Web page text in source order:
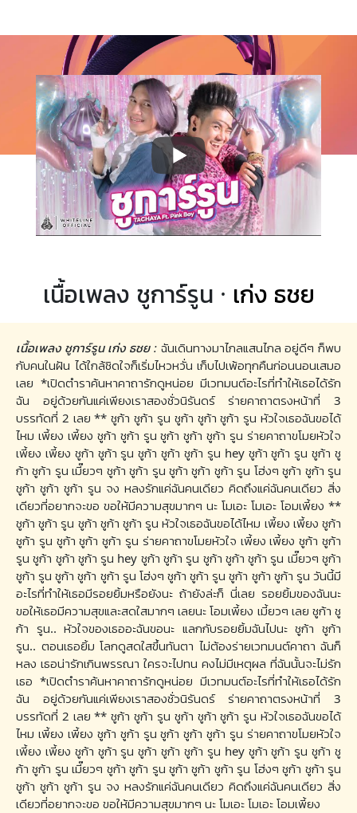
เนื้อเพลง ชูการ์รูน · เก่ง ธชย
เนื้อเพลง ชูการ์รูน เก่ง ธชย : ฉันเดินทางมาไกลแสนไกล อยู่ดีๆ ก็พบ
กับคนในฝัน ได้ใกล้ชิดใจก็เริ่มไหวหวั่น เก็บไปเพ้อทุกคืนก่อนนอนเสมอ
เลย *เปิดตำราค้นหาคาถารักดูหน่อย มีเวทมนต์อะไรที่ทำให้เธอได้รัก
ฉัน อยู่ด้วยกันแค่เพียงเราสองชั่วนิรันดร์ ร่ายคาถาตรงหน้าที่ 3
บรรทัดที่ 2 เลย ** ชูก้า ชูก้า รูน ชูก้า ชูก้า ชูก้า รูน หัวใจเธอฉันขอได้
ไหม เพี้ยง เพี้ยง ชูก้า ชูก้า รูน ชูก้า ชูก้า ชูก้า รูน ร่ายคาถาขโมยหัวใจ
เพี้ยง เพี้ยง ชูก้า ชูก้า รูน ชูก้า ชูก้า ชูก้า รูน hey ชูก้า ชูก้า รูน ชูก้า ชู
ก้า ชูก้า รูน เมี๊ยวๆ ชูก้า ชูก้า รูน ชูก้า ชูก้า ชูก้า รูน โฮ่งๆ ชูก้า ชูก้า รูน
ชูก้า ชูก้า ชูก้า รูน จง หลงรักแค่ฉันคนเดียว คิดถึงแค่ฉันคนเดียว สิ่ง
เดียวที่อยากจะขอ ขอให้มีความสุขมากๆ นะ โมเอะ โมเอะ โอมเพี้ยง **
ชูก้า ชูก้า รูน ชูก้า ชูก้า ชูก้า รูน หัวใจเธอฉันขอได้ไหม เพี้ยง เพี้ยง ชูก้า
ชูก้า รูน ชูก้า ชูก้า ชูก้า รูน ร่ายคาถาขโมยหัวใจ เพี้ยง เพี้ยง ชูก้า ชูก้า
รูน ชูก้า ชูก้า ชูก้า รูน hey ชูก้า ชูก้า รูน ชูก้า ชูก้า ชูก้า รูน เมี๊ยวๆ ชูก้า
ชูก้า รูน ชูก้า ชูก้า ชูก้า รูน โฮ่งๆ ชูก้า ชูก้า รูน ชูก้า ชูก้า ชูก้า รูน วันนี้มี
อะไรที่ทำให้เธอมีรอยยิ้มหรือยังนะ ถ้ายังล่ะก็ นี่เลย รอยยิ้มของฉันนะ
ขอให้เธอมีความสุขและสดใสมากๆ เลยนะ โอมเพี้ยง เมี้ยวๆ เลย ชูก้า ชู
ก้า รูน.. หัวใจของเธออะฉันขอนะ แลกกับรอยยิ้มฉันไปนะ ชูก้า ชูก้า
รูน.. ตอนเธอยิ้ม โลกดูสดใสขึ้นทันตา ไม่ต้องร่ายเวทมนต์คาถา ฉันก็
หลง เธอน่ารักเกินพรรณา ใครจะไปทน คงไม่มีเหตุผล ที่ฉันนั้นจะไม่รัก
เธอ *เปิดตำราค้นหาคาถารักดูหน่อย มีเวทมนต์อะไรที่ทำให้เธอได้รัก
ฉัน อยู่ด้วยกันแค่เพียงเราสองชั่วนิรันดร์ ร่ายคาถาตรงหน้าที่ 3
บรรทัดที่ 2 เลย ** ชูก้า ชูก้า รูน ชูก้า ชูก้า ชูก้า รูน หัวใจเธอฉันขอได้
ไหม เพี้ยง เพี้ยง ชูก้า ชูก้า รูน ชูก้า ชูก้า ชูก้า รูน ร่ายคาถาขโมยหัวใจ
เพี้ยง เพี้ยง ชูก้า ชูก้า รูน ชูก้า ชูก้า ชูก้า รูน hey ชูก้า ชูก้า รูน ชูก้า ชู
ก้า ชูก้า รูน เมี๊ยวๆ ชูก้า ชูก้า รูน ชูก้า ชูก้า ชูก้า รูน โฮ่งๆ ชูก้า ชูก้า รูน
ชูก้า ชูก้า ชูก้า รูน จง หลงรักแค่ฉันคนเดียว คิดถึงแค่ฉันคนเดียว สิ่ง
เดียวที่อยากจะขอ ขอให้มีความสุขมากๆ นะ โมเอะ โมเอะ โอมเพี้ยง